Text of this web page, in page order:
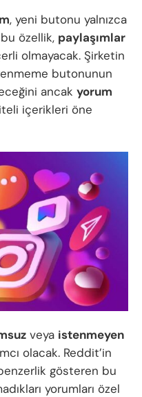
, yeni butonu yalnızca
özellik, paylaşımlar
olmayacak. Şirketin
butonunun
ancak yorum
içerikleri öne
veya istenmeyen
olacak. Reddit’in
gösteren bu
yorumları özel